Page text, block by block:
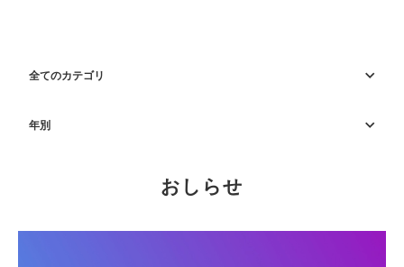
全てのカテゴリ
年別
おしらせ